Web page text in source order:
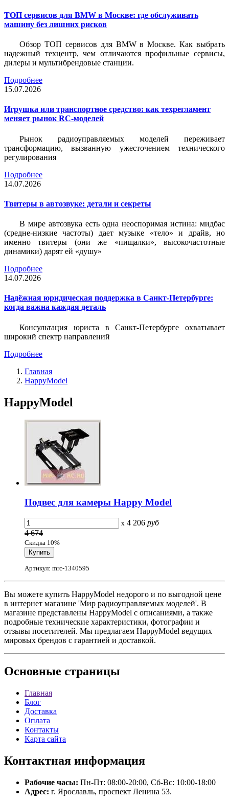
ТОП сервисов для BMW в Москве: где обслуживать
машину без лишних рисков
Обзор ТОП сервисов для BMW в Москве. Как выбрать
надежный техцентр, чем отличаются профильные сервисы,
дилеры и мультибрендовые станции.
Подробнее
15.07.2026
Игрушка или транспортное средство: как техрегламент
меняет рынок RC-моделей
Рынок радиоуправляемых моделей переживает
трансформацию, вызванную ужесточением технического
регулирования
Подробнее
14.07.2026
Твитеры в автозвуке: детали и секреты
В мире автозвука есть одна неоспоримая истина: мидбас
(средне-низкие частоты) дает музыке «тело» и драйв, но
именно твитеры (они же «пищалки», высокочастотные
динамики) дарят ей «душу»
Подробнее
14.07.2026
Надёжная юридическая поддержка в Санкт-Петербурге:
когда важна каждая деталь
Консультация юриста в Санкт-Петербурге охватывает
широкий спектр направлений
Подробнее
Главная
HappyModel
HappyModel
Подвес для камеры Happy Model
x 4 206 руб
4 674
Скидка 10%
Артикул: mrc-1340595
Вы можете купить HappyModel недорого и по выгодной цене
в интернет магазине 'Мир радиоуправляемых моделей'. В
магазине представлены HappyModel с описаниями, а также
подробные технические характеристики, фотографии и
отзывы посетителей. Мы предлагаем HappyModel ведущих
мировых брендов с гарантией и доставкой.
Основные страницы
Главная
Блог
Доставка
Оплата
Контакты
Карта сайта
Контактная информация
Рабочие часы: Пн-Пт: 08:00-20:00, Сб-Вс: 10:00-18:00
Адрес: г. Ярославль, проспект Ленина 53.